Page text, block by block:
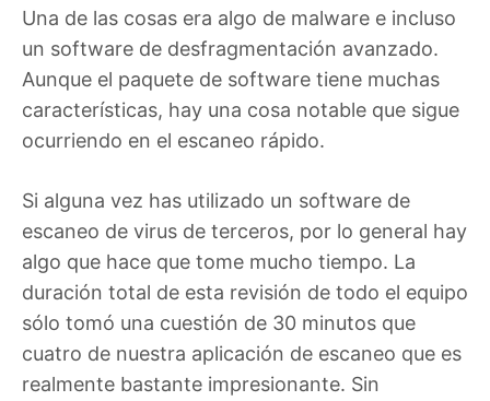
Una de las cosas era algo de malware e incluso
un software de desfragmentación avanzado.
Aunque el paquete de software tiene muchas
características, hay una cosa notable que sigue
ocurriendo en el escaneo rápido.
Si alguna vez has utilizado un software de
escaneo de virus de terceros, por lo general hay
algo que hace que tome mucho tiempo. La
duración total de esta revisión de todo el equipo
sólo tomó una cuestión de 30 minutos que
cuatro de nuestra aplicación de escaneo que es
realmente bastante impresionante. Sin